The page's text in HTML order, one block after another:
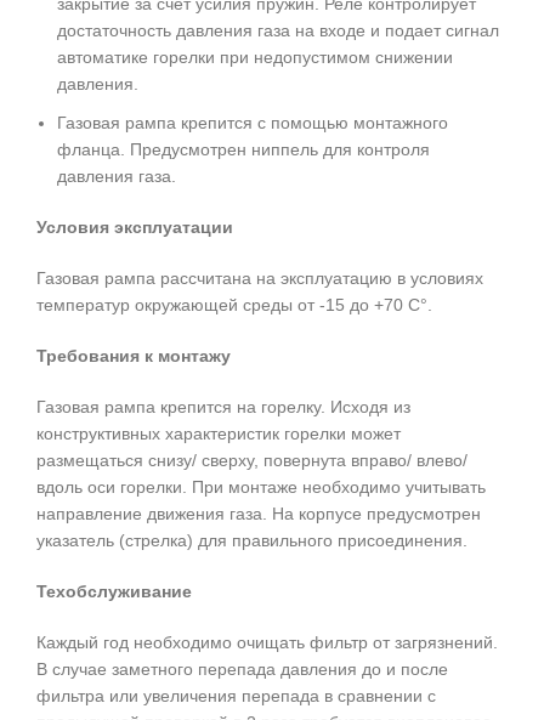
достаточность давления газа на входе и подает сигнал
автоматике горелки при недопустимом снижении
давления.
Газовая рампа крепится с помощью монтажного
фланца. Предусмотрен ниппель для контроля
давления газа.
Условия эксплуатации
Газовая рампа рассчитана на эксплуатацию в условиях
температур окружающей среды от -15 до +70 С°.
Требования к монтажу
Газовая рампа крепится на горелку. Исходя из
конструктивных характеристик горелки может
размещаться снизу/ сверху, повернута вправо/ влево/
вдоль оси горелки. При монтаже необходимо учитывать
направление движения газа. На корпусе предусмотрен
указатель (стрелка) для правильного присоединения.
Техобслуживание
Каждый год необходимо очищать фильтр от загрязнений.
В случае заметного перепада давления до и после
фильтра или увеличения перепада в сравнении с